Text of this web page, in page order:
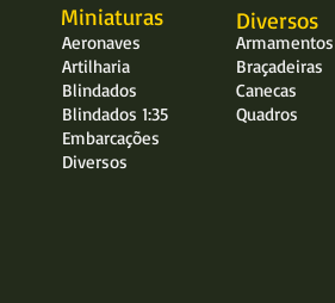
Miniaturas Diversos
Aeronaves
Artilharia
Blindados
Blindados 1:35
Embarcações
Diversos
Armamentos
Braçadeiras
Canecas
Quadros